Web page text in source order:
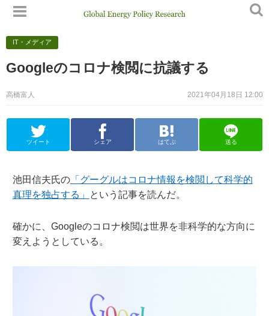
IT・メディア
Googleのコロナ検閲に抗議する
2021年04月18日 12:00
高橋富人
ツイート シェア はてぶ 送る
池田信夫氏の「グーグルはコロナ情報を検閲して科学的
真理を独占する」
という記事を読んだ。
確かに、Googleのコロナ検閲は世界を非科学的な方向に
変えようとしている。